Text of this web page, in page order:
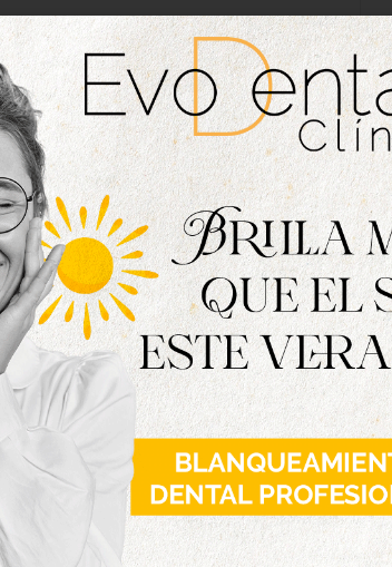
de noviembre y diciembre:
h; los viernes y sábados hasta las
que avanza novedades para
tendremos dos nuevas
el año en nuestras tiendas de
afirma Álvaro Galicia, Director
de la empresa familiar junto